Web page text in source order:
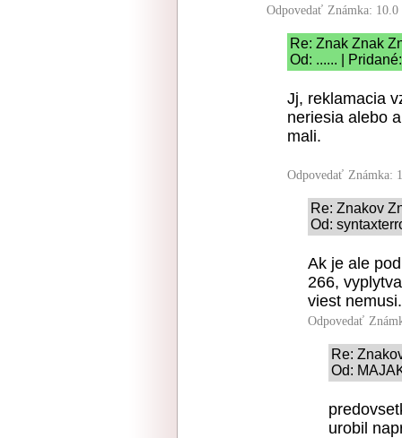
Odpovedať Známka: 10.0
Re: Znak Znak
Od: ...... |
Jj, reklamacia
neriesia alebo
mali.
Odpovedať Známka:
Re: Znakov
Od:
Ak je ale
266,
viest nemusi.
Odpovedať
Re:
Od:
urobil